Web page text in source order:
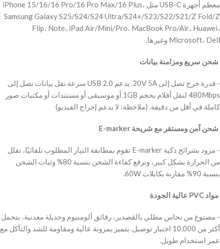
معظم أجهزة USB-C مثل iPhone 15/16/16 Pro/16 Pro Max/16 Plus،
Samsung Galaxy S25/S24/S24 Ultra/S24+/S23/S22/S21/Z Fold/Z
Flip، Note، iPad Air/Mini/Pro، MacBook Pro/Air، Huawei،
Microsoft، Dell وغيرها.
‫ شحن سريع ومزامنة بيانات
‫- قدرة خرج تصل إلى 20V 5A. يدعم USB 2.0 سرعة نقل بيانات تصل إلى
480Mbps لنقل أفلام بحجم 1GB أو موسيقى أو مستندات أو مكتبات صور
كاملة في أقل من دقيقة. (ملاحظة: لا يدعم إخراج الفيديو)
‫ شحن آمن ومستقر مع شريحة E-marker
‫- مزود بشرائح ذكية E-marker تقوم بمطابقة التيار المطلوب تلقائيًا، تقلل
من الحرارة بشكل كبير، وترفع كفاءة الشحن بنسبة 80% وثبات الشحن
بنسبة 90% مقارنة بكابلات 60W.
‫ مواد PVC عالية الجودة
‫- مصنوع من نحاس مطلي بالقصدير، رقائق ألومنيوم وجديلة معدنية، يتحمل
أكثر من 10,000 اختبار توصيل. يتميز بمرونة عالية ومقاومة للشد والتآكل مع
عمر استخدام طويل.